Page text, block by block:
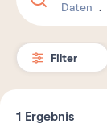
Daten
Filter
1 Ergebnis